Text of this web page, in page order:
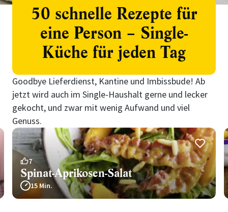
50 schnelle Rezepte für
eine Person – Single-
Küche für jeden Tag
Goodbye Lieferdienst, Kantine und Imbissbude! Ab
jetzt wird auch im Single-Haushalt gerne und lecker
gekocht, und zwar mit wenig Aufwand und viel
Genuss.
7
Spinat-Aprikosen-Salat
15 Min.